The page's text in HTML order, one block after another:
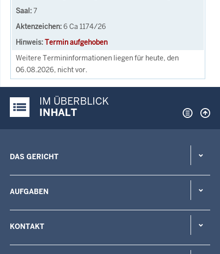
7
6 Ca 1174/26
Termin aufgehoben
Weitere Termininformationen liegen für heute, den
06.08.2026, nicht vor.
Justiz-Portal im Überblick:
IM ÜBERBLICK
INHALT
DAS GERICHT
AUFGABEN
KONTAKT